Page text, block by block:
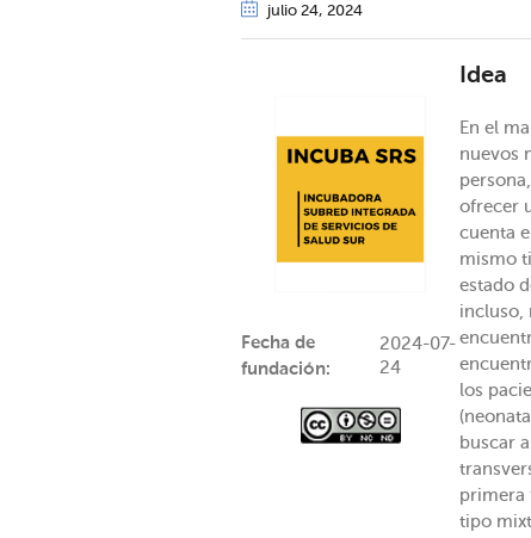
julio 24, 2024
Fecha de
fundación:
2024-07-
24
Idea
En el
nuevos
ofrecer
cuenta
mismo
estado
incluso,
los
buscar
primera
tipo